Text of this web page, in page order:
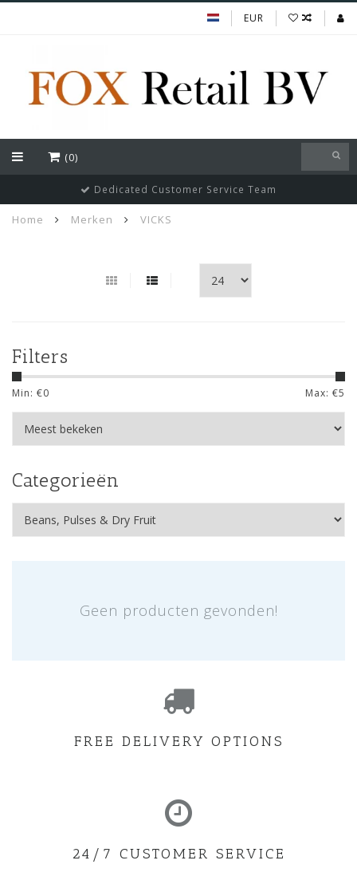
EUR
(0)
Dedicated Customer Service Team
Home Merken VICKS
Filters
Min: €0 Max: €5
Categorieën
Geen producten gevonden!
FREE DELIVERY OPTIONS
24/7 CUSTOMER SERVICE